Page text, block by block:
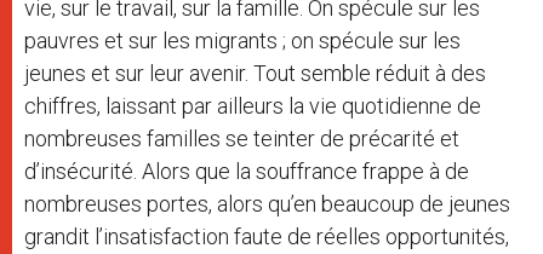
vie, sur le travail, sur la famille. On spécule sur les
pauvres et sur les migrants ; on spécule sur les
jeunes et sur leur avenir. Tout semble réduit à des
chiffres, laissant par ailleurs la vie quotidienne de
nombreuses familles se teinter de précarité et
d’insécurité. Alors que la souffrance frappe à de
nombreuses portes, alors qu’en beaucoup de jeunes
grandit l’insatisfaction faute de réelles opportunités,